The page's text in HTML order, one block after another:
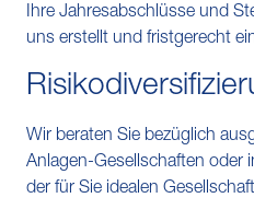
Ihre Jahresabschlüsse und
uns erstellt und fristgerecht
Wir beraten Sie bezüglich
Anlagen-Gesellschaften oder
der für Sie idealen